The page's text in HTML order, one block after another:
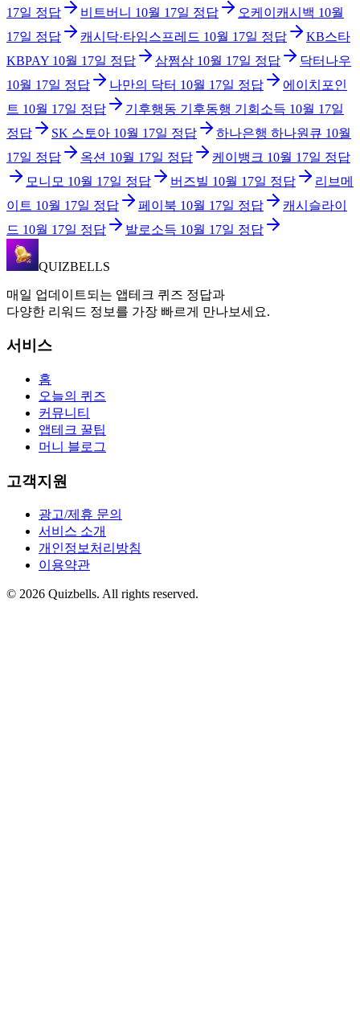
17일 정답 비트버니 10월 17일 정답 오케이캐시백 10월
17일 정답 캐시닥·타임스프레드 10월 17일 정답
KB스타
KBPAY 10월 17일 정답 삼쩜삼 10월 17일 정답
닥터나우
10월 17일 정답 나만의 닥터 10월 17일 정답
에이치포인
트 10월 17일 정답 기후행동 기후동행 기회소득 10월 17일
정답
SK 스토아 10월 17일 정답 하나은행 하나원큐 10월
17일 정답 옥션 10월 17일 정답 케이뱅크 10월 17일 정답
모니모 10월 17일 정답 버즈빌 10월 17일 정답
리브메
이트 10월 17일 정답 페이북 10월 17일 정답
캐시슬라이
드 10월 17일 정답 발로소득 10월 17일 정답
QUIZBELLS
매일 업데이트되는 앱테크 퀴즈 정답과
다양한 리워드 정보를 가장 빠르게 만나보세요.
서비스
홈
오늘의 퀴즈
커뮤니티
앱테크 꿀팁
머니 블로그
고객지원
광고/제휴 문의
서비스 소개
개인정보처리방침
이용약관
© 2026 Quizbells. All rights reserved.